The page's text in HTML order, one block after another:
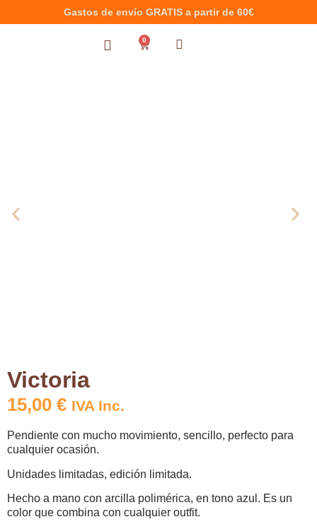
Gastos de envío GRATIS a partir de 60€
0
Victoria
15,00 € IVA Inc.
Pendiente con mucho movimiento, sencillo, perfecto para
cualquier ocasión.
Unidades limitadas, edición limitada.
Hecho a mano con arcilla polimérica, en tono azul. Es un
color que combina con cualquier outfit.